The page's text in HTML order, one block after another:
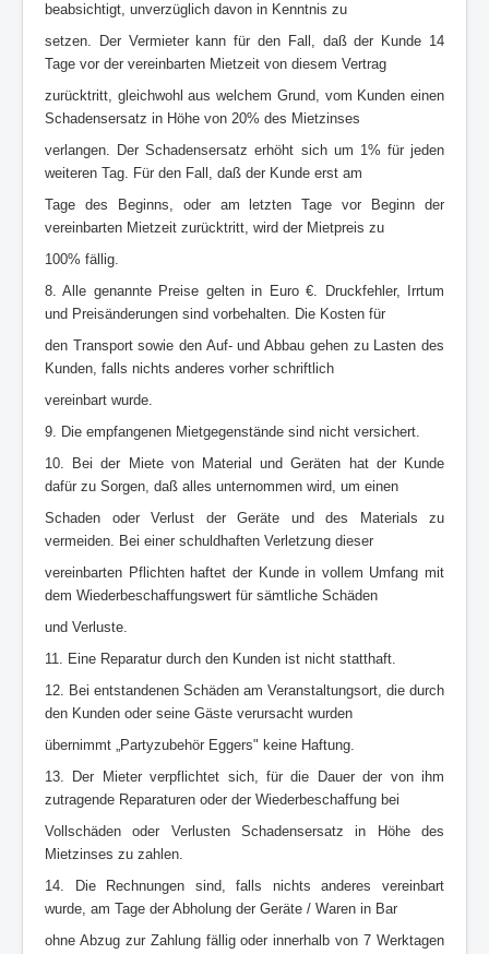
beabsichtigt, unverzüglich davon in Kenntnis zu
setzen. Der Vermieter kann für den Fall, daß der Kunde 14
Tage vor der vereinbarten Mietzeit von diesem Vertrag
zurücktritt, gleichwohl aus welchem Grund, vom Kunden einen
Schadensersatz in Höhe von 20% des Mietzinses
verlangen. Der Schadensersatz erhöht sich um 1% für jeden
weiteren Tag. Für den Fall, daß der Kunde erst am
Tage des Beginns, oder am letzten Tage vor Beginn der
vereinbarten Mietzeit zurücktritt, wird der Mietpreis zu
100% fällig.
8. Alle genannte Preise gelten in Euro €. Druckfehler, Irrtum
und Preisänderungen sind vorbehalten. Die Kosten für
den Transport sowie den Auf- und Abbau gehen zu Lasten des
Kunden, falls nichts anderes vorher schriftlich
vereinbart wurde.
9. Die empfangenen Mietgegenstände sind nicht versichert.
10. Bei der Miete von Material und Geräten hat der Kunde
dafür zu Sorgen, daß alles unternommen wird, um einen
Schaden oder Verlust der Geräte und des Materials zu
vermeiden. Bei einer schuldhaften Verletzung dieser
vereinbarten Pflichten haftet der Kunde in vollem Umfang mit
dem Wiederbeschaffungswert für sämtliche Schäden
und Verluste.
11. Eine Reparatur durch den Kunden ist nicht statthaft.
12. Bei entstandenen Schäden am Veranstaltungsort, die durch
den Kunden oder seine Gäste verursacht wurden
übernimmt „Partyzubehör Eggers" keine Haftung.
13. Der Mieter verpflichtet sich, für die Dauer der von ihm
zutragende Reparaturen oder der Wiederbeschaffung bei
Vollschäden oder Verlusten Schadensersatz in Höhe des
Mietzinses zu zahlen.
14. Die Rechnungen sind, falls nichts anderes vereinbart
wurde, am Tage der Abholung der Geräte / Waren in Bar
ohne Abzug zur Zahlung fällig oder innerhalb von 7 Werktagen